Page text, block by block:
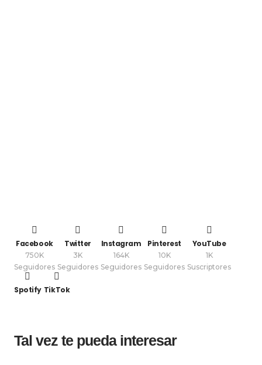
Facebook
750K
Seguidores
Twitter
3K
Seguidores
Instagram
164K
Seguidores
Pinterest
10K
Seguidores
YouTube
1K
Suscriptores
Spotify TikTok
Tal vez te pueda interesar